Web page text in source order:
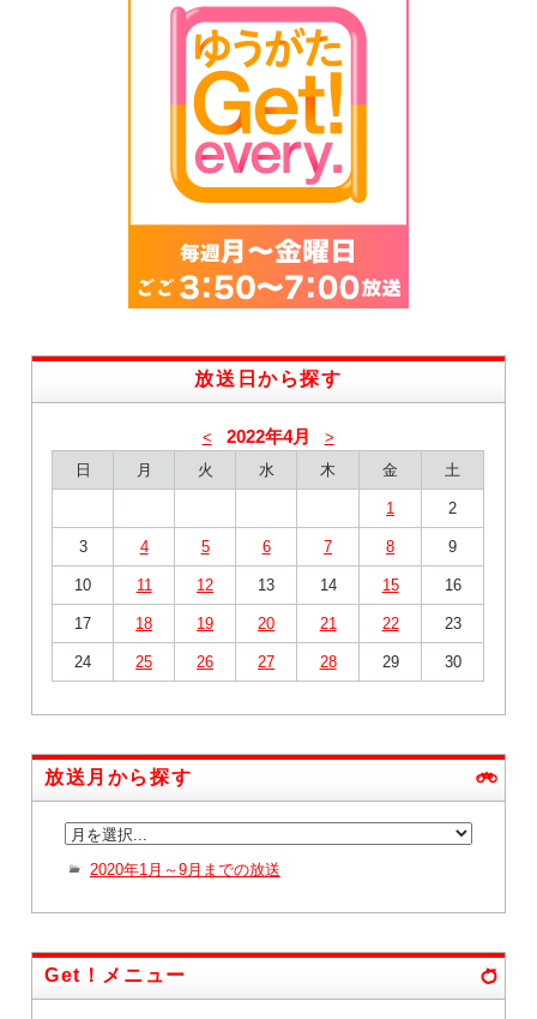
放送日から探す
< 2022年4月
>
日
月 火 水 木 金 土
1 2
3 4 5 6 7 8 9
10 11 12 13 14 15 16
17 18 19 20 21 22 23
24 25 26 27 28 29 30
放送月から探す
2020年1月～9月までの放送
Get！メニュー